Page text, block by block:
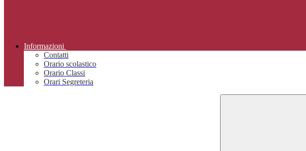
Informazioni
Contatti
Orario scolastico
Orario Classi
Orari Segreteria